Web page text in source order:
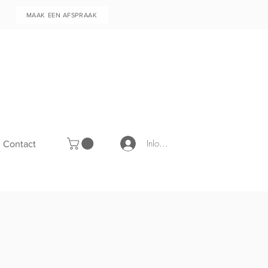
MAAK EEN AFSPRAAK
Contact Inloggen